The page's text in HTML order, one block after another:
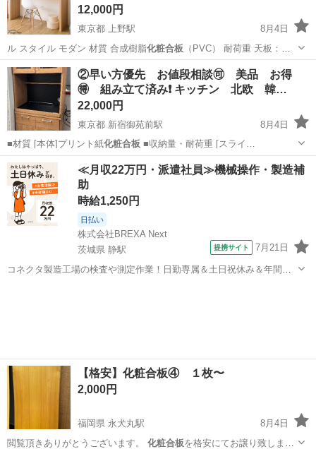
12,000円
東京都 上野駅
8月4日
ル スタイル モダン 材質 合成樹脂化粧合板 （PVC） 耐荷重 天板：
20kg …
東京 台東区 上野駅 テーブル
②早い方優先 お値段相談🉑 美品 お得
🉐 組み立て済み❗️ キッチン 北欧 韓…
22,000円
東京都 新宿御苑前駅
8月4日
■材質 [本体]プリント紙化粧合板 ■収納量・耐荷重 [スライ…
東京 新宿区 新宿御苑前駅 収納家具 ウォールナット
≪月収22万円・派遣社員≫機械操作・製造補
助
時給1,250円
日払い
株式会社BREXA Next
茨城県 静駅
提携サイト 7月21日
コネクタ製造工場の検査や測定作業！日勤専属＆土日祝休み＆年間休
【格安】化粧合板④ １枚〜
2,000円
福岡県 永犬丸駅
8月4日
閲覧頂きありがとうございます。 化粧合板を格安にてお譲り致しま